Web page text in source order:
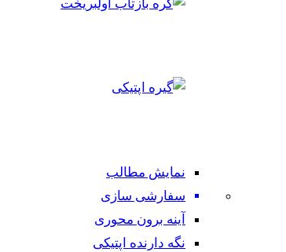
نمایش مطالب
سفارشی سازی
آینه برون محوری
نگه دارنده اپتیکی